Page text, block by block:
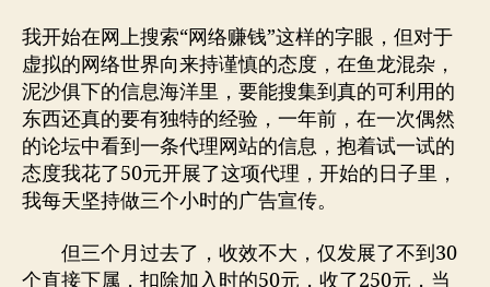
我开始在网上搜索“网络赚钱”这样的字眼，但对于
虚拟的网络世界向来持谨慎的态度，在鱼龙混杂，
泥沙俱下的信息海洋里，要能搜集到真的可利用的
东西还真的要有独特的经验，一年前，在一次偶然
的论坛中看到一条代理网站的信息，抱着试一试的
态度我花了50元开展了这项代理，开始的日子里，
我每天坚持做三个小时的广告宣传。
但三个月过去了，收效不大，仅发展了不到30
个直接下属，扣除加入时的50元，收了250元，当